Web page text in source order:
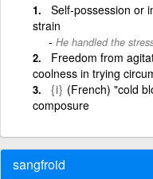
Self-possession or
strain
He handled the
Freedom from
coolness in trying
{i} (French) "cold
composure
sangfroid